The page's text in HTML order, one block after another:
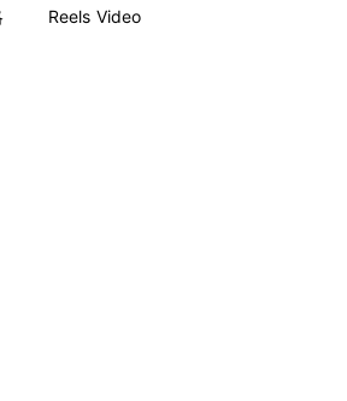
Reels Video